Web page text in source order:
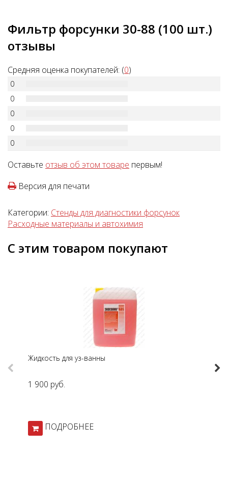
Фильтр форсунки 30-88 (100 шт.)
отзывы
Средняя оценка покупателей: (0)
0
0
0
0
0
Оставьте отзыв об этом товаре первым!
Версия для печати
Категории: Стенды для диагностики форсунок
Расходные материалы и автохимия
С этим товаром покупают
Previous
Жидкость для уз-ванны
1 900 руб.
ПОДРОБНЕЕ